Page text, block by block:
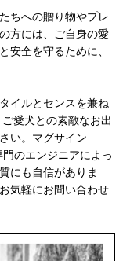
ちへの贈り物やプレ
方には、ご自身の愛
安全を守るために、
イルとセンスを兼ね
愛犬との素敵なお出
い。マグサイン
のエンジニアによっ
にも自信がありま
気軽にお問い合わせ